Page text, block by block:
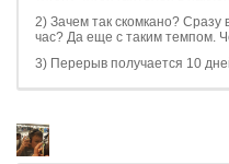
2) Зачем так скомкано?
час? Да еще с таким темпом.
3) Перерыв получается 10